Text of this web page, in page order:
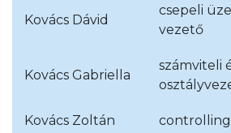
Kovács Dávid
csepeli
vezető
Kovács Gabriella
számviteli
Kovács Zoltán